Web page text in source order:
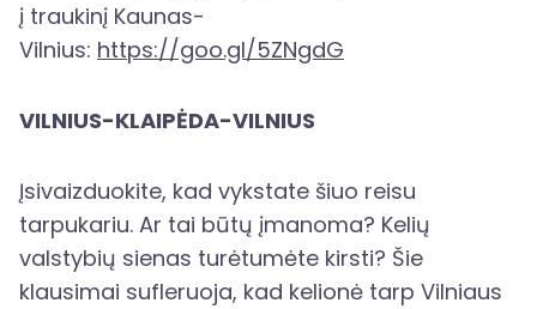
į traukinį Kaunas-
Vilnius: https://goo.gl/5ZNgdG
VILNIUS-KLAIPĖDA-VILNIUS
Įsivaizduokite, kad vykstate šiuo reisu
tarpukariu. Ar tai būtų įmanoma? Kelių
valstybių sienas turėtumėte kirsti? Šie
klausimai sufleruoja, kad kelionė tarp Vilniaus